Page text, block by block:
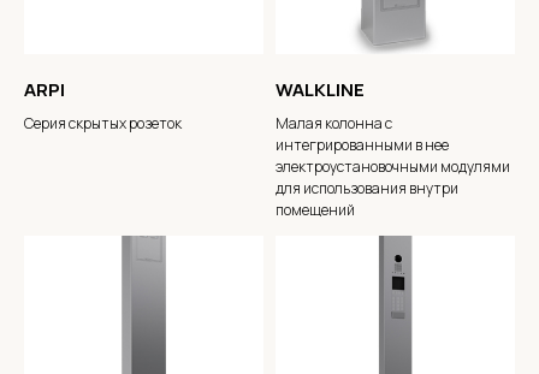
ARPI
Серия скрытых розеток
WALKLINE
Малая колонна с
интегрированными в нее
электроустановочными модулями
для использования внутри
помещений